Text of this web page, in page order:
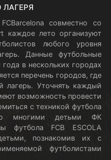
совместно со
каждое лето организуют
любого уровня
Данные футбольные
в нескольких городах
перечень городов, где
лагерь. Уточнять каждый
возможность провести
с техникой футбола
многими детьми ФК
футбола FCB ESCOLA
познакомив их с
футболистами